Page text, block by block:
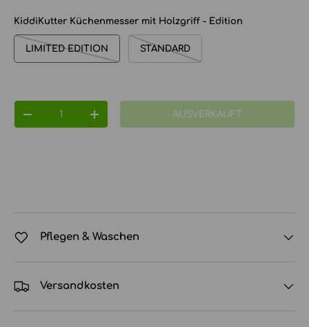
KiddiKutter Küchenmesser mit Holzgriff - Edition
LIMITED EDITION STANDARD
MENGE VERRINGERNMENGE ERHÖHENAUSVERKAUFT
Pflegen & Waschen
Versandkosten